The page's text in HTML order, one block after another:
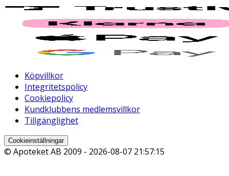
Köpvillkor
Integritetspolicy
Cookiepolicy
Kundklubbens medlemsvillkor
Tillgänglighet
Cookieinställningar
© Apoteket AB 2009 - 2026-08-07 21:57:15